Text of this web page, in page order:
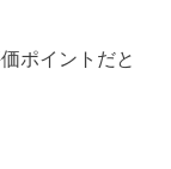
ポイントだと